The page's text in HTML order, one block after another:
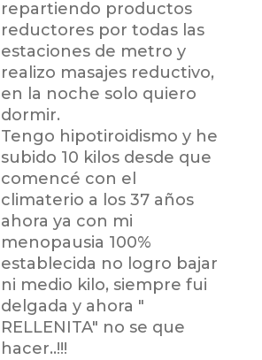
repartiendo productos
reductores por todas las
estaciones de metro y
realizo masajes reductivo,
en la noche solo quiero
dormir.
Tengo hipotiroidismo y he
subido 10 kilos desde que
comencé con el
climaterio a los 37 años
ahora ya con mi
menopausia 100%
establecida no logro bajar
ni medio kilo, siempre fui
delgada y ahora "
RELLENITA" no se que
hacer..!!!